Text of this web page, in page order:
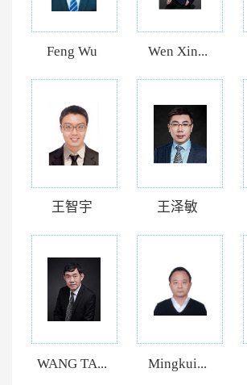
Feng Wu Wen Xin...
王智宇 王泽敏
WANG TA... Mingkui...